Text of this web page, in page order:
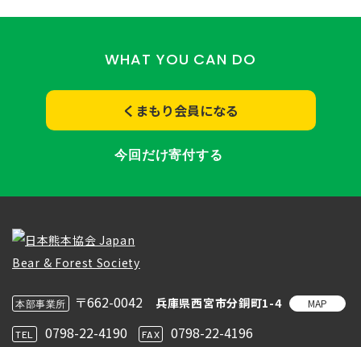
WHAT YOU CAN DO
くまもり会員になる
今回だけ寄付する
本部事業所 〒662-0042 兵庫県西宮市分銅町1-4 MAP
TEL 0798-22-4190 FAX 0798-22-4196